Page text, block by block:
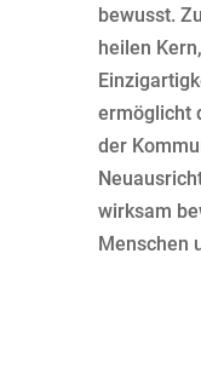
bewusst.
heilen
ermöglicht
der
wirksam
Menschen